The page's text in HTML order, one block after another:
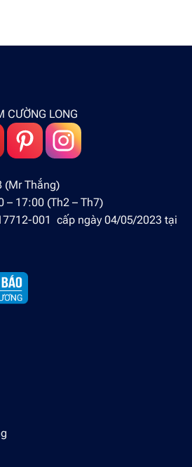
CƯỜNG LONG
(Mr Thắng)
– 17:00 (Th2 – Th7)
001 cấp ngày 04/05/2023 tại